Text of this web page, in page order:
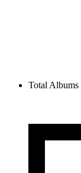
Total Albums